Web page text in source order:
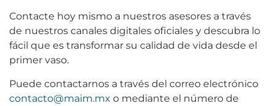
Contacte hoy mismo a nuestros asesores a través
de nuestros canales digitales oficiales y descubra lo
fácil que es transformar su calidad de vida desde el
primer vaso.
Puede contactarnos a través del correo electrónico
contacto@maim.mx o mediante el número de